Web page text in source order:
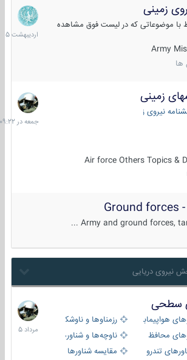
زمینی
موضوعاتی که در لیست فوق مشاهده
Army
27
1405
زمینی
نیروی زمینی
Air force Others Topics &
جمعه
در
09:22
Ground
Army and ground forces,
سطحی
هواپیمابر و بالگرد بررزمناوها و ناوشکن‌ها
محافظ
ناوچه‌ها و شناورهای گشتی
تندرو
مقایسه شناورها
2
مرداد
1405